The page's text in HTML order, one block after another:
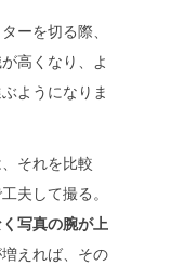
ーを切る際、
高くなり、よ
ようになりま
それを比較
夫して撮る。
写真の腕が上
えれば、その